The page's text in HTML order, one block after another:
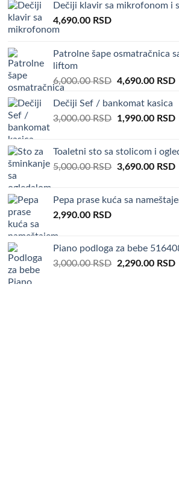
2,500.00 RSD.
Dečiji klavir sa mikrofonom i
4,690.00 RSD
Patrolne šape osmatračnica
liftom
6,000.00RSD Original
was:
6,000.00 RSD.
4,690.00 RSD
Dečiji Sef / bankomat kasica
3,000.00RSD Original
3,000.00 RSD.
1,990.00 RSD
Toaletni sto sa stolicom i
5,000.00RSD Original
5,000.00 RSD.
3,690.00 RSD
Pepa prase kuća sa
2,990.00 RSD
Piano podloga za bebe
3,000.00RSD Original
2,290.00 RSD